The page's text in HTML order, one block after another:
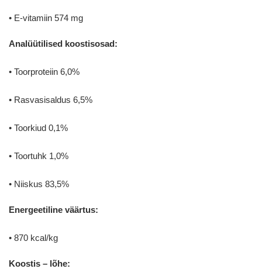
• E-vitamiin 574 mg
Analüütilised koostisosad:
• Toorproteiin 6,0%
• Rasvasisaldus 6,5%
• Toorkiud 0,1%
• Toortuhk 1,0%
• Niiskus 83,5%
Energeetiline väärtus:
• 870 kcal/kg
Koostis – lõhe: